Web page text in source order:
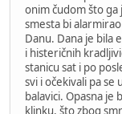
onim čudom što
smesta bi
Danu. Dana je bila
i histeričnih
stanicu sat i po
svi i očekivali pa
balavici. Opasna je
klinku, što zbog